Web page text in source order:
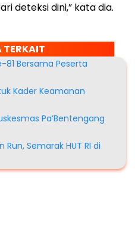
deteksi dini,” kata dia.
TERKAIT
81 Bersama Peserta
Kader Keamanan
Pa’Bentengang
Semarak HUT RI di